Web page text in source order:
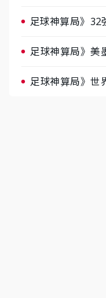
足球神算局》
足球神算局》美
足球神算局》世